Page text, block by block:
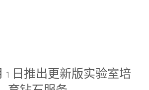
1 日推出更新版实验室培